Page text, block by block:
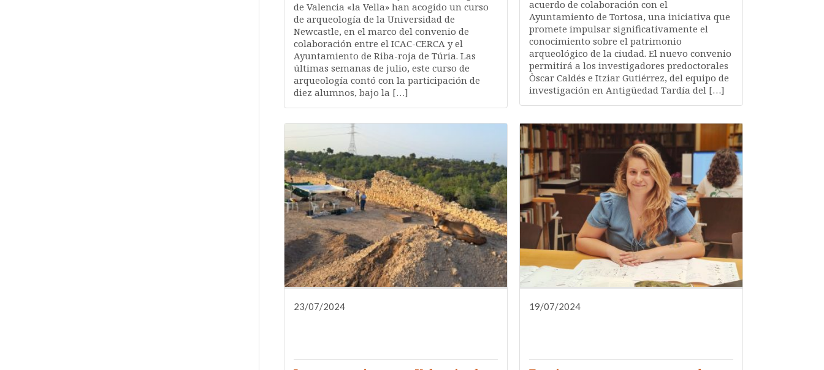
de Valencia «la Vella» han acogido un curso
de arqueología de la Universidad de
Newcastle, en el marco del convenio de
colaboración entre el ICAC-CERCA y el
Ayuntamiento de Riba-roja de Túria. Las
últimas semanas de julio, este curso de
arqueología contó con la participación de
diez alumnos, bajo la […]
acuerdo de colaboración con el
Ayuntamiento de Tortosa, una iniciativa que
promete impulsar significativamente el
conocimiento sobre el patrimonio
arqueológico de la ciudad. El nuevo convenio
permitirá a los investigadores predoctorales
Òscar Caldés e Itziar Gutiérrez, del equipo de
investigación en Antigüedad Tardía del […]
23/07/2024 19/07/2024